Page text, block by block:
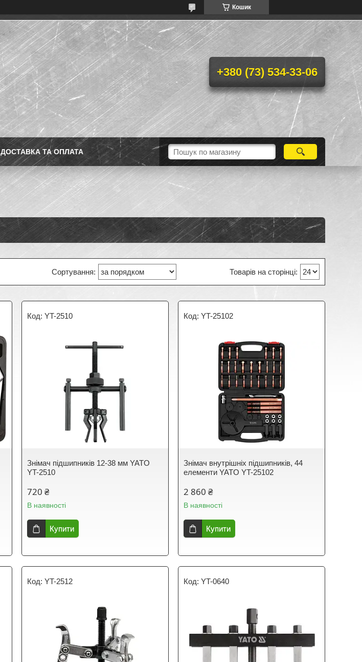
Кошик
+380 (73) 534-33-06
ДОСТАВКА ТА ОПЛАТА
YT-2510
Знімач підшипників 12-38 мм YATO
YT-2510
720 ₴
В наявності
Купити
YT-25102
Знімач внутрішніх підшипників, 44
елементи YATO YT-25102
2 860 ₴
В наявності
Купити
YT-2512 YT-0640